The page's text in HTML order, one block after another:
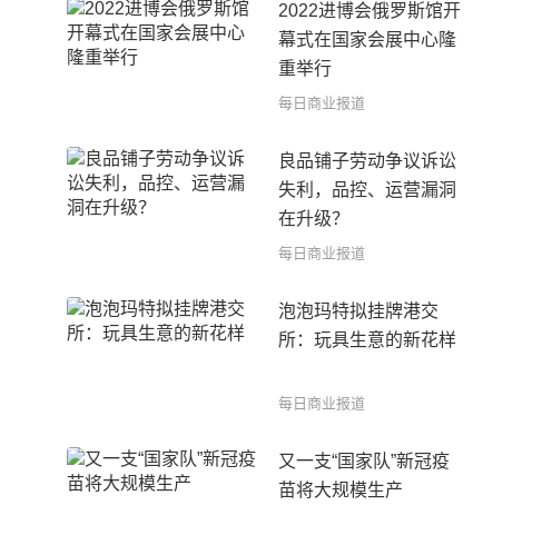
2022进博会俄罗斯馆开
幕式在国家会展中心隆
重举行
每日商业报道
良品铺子劳动争议诉讼
失利，品控、运营漏洞
在升级？
每日商业报道
泡泡玛特拟挂牌港交
所：玩具生意的新花样
每日商业报道
又一支“国家队”新冠疫
苗将大规模生产